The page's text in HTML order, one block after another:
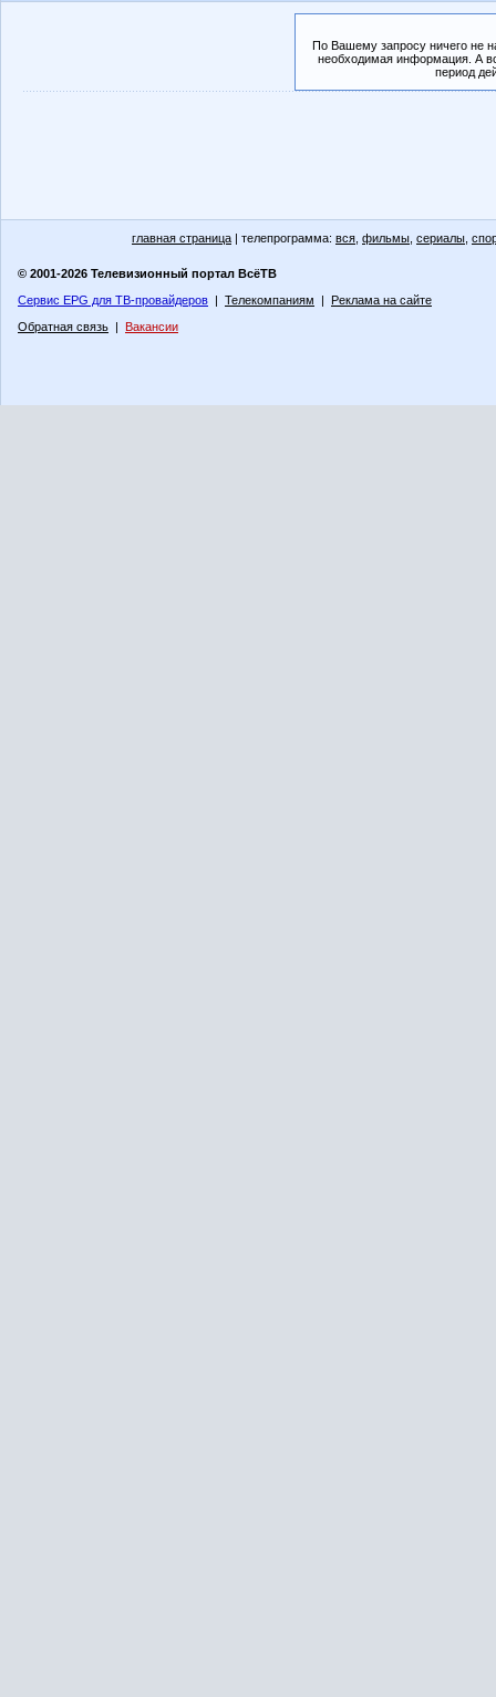
По Вашему запросу ничего не
необходимая информация. А
период
главная страница | телепрограмма: вся фильмы сериалы
© 2001-2026 Телевизионный портал ВсёТВ
Сервис EPG для ТВ-провайдеров | Телекомпаниям | Реклама на сайте
Обратная связь | Вакансии